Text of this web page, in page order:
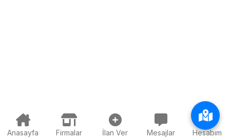
Anasayfa Firmalar İlan Ver Mesajlar Hesabım